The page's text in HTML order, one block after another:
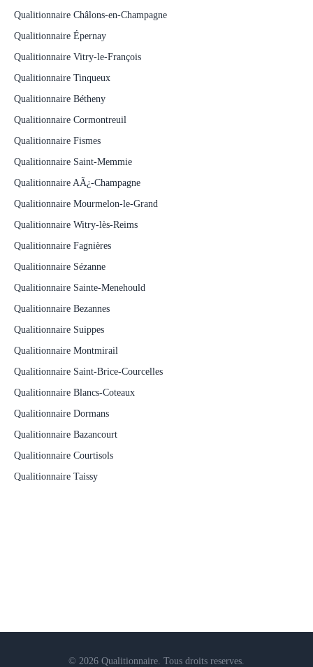
Qualitionnaire Châlons-en-Champagne
Qualitionnaire Épernay
Qualitionnaire Vitry-le-François
Qualitionnaire Tinqueux
Qualitionnaire Bétheny
Qualitionnaire Cormontreuil
Qualitionnaire Fismes
Qualitionnaire Saint-Memmie
Qualitionnaire AÃ¿-Champagne
Qualitionnaire Mourmelon-le-Grand
Qualitionnaire Witry-lès-Reims
Qualitionnaire Fagnières
Qualitionnaire Sézanne
Qualitionnaire Sainte-Menehould
Qualitionnaire Bezannes
Qualitionnaire Suippes
Qualitionnaire Montmirail
Qualitionnaire Saint-Brice-Courcelles
Qualitionnaire Blancs-Coteaux
Qualitionnaire Dormans
Qualitionnaire Bazancourt
Qualitionnaire Courtisols
Qualitionnaire Taissy
© 2026 Qualitionnaire. Tous droits reserves.